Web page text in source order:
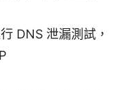
DNS 泄漏測試，